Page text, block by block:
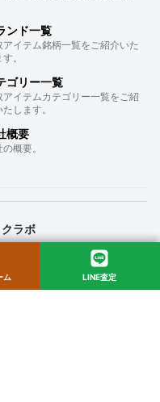
ンド一覧
アイテム銘柄一覧をご紹介いた
。
ゴリー一覧
アイテムカテゴリー一覧をご紹
します。
概要
概要。
ラボ
１６ セントフォービル ２０３
Reserved.
ム LINE査定